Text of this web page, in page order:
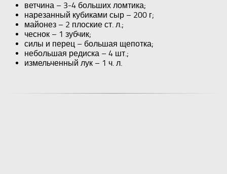
ветчина – 3-4 больших ломтика;
нарезанный кубиками сыр – 200 г;
майонез – 2 плоские ст. л.;
чеснок – 1 зубчик;
силы и перец – большая щепотка;
небольшая редиска – 4 шт.;
измельченный лук – 1 ч. л.